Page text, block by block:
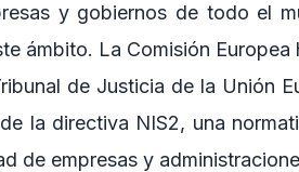
y gobiernos de todo el
ámbito. La Comisión
de Justicia de la Unión
la directiva NIS2, una
de empresas y